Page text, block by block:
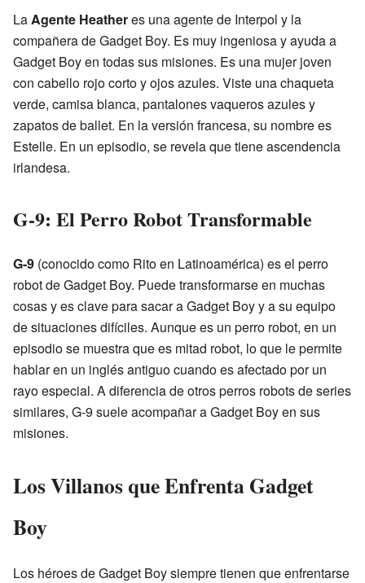
LaAgente Heatheres una agente de Interpol y la
compañera de Gadget Boy. Es muy ingeniosa y ayuda a
Gadget Boy en todas sus misiones. Es una mujer joven
con cabello rojo corto y ojos azules. Viste una chaqueta
verde, camisa blanca, pantalones vaqueros azules y
zapatos de ballet. En la versión francesa, su nombre es
Estelle. En un episodio, se revela que tiene ascendencia
irlandesa.
G-9: El Perro Robot Transformable
G-9 (conocido como Rito en Latinoamérica) es el perro
robot de Gadget Boy. Puede transformarse en muchas
cosas y es clave para sacar a Gadget Boy y a su equipo
de situaciones difíciles. Aunque es un perro robot, en un
episodio se muestra que es mitad robot, lo que le permite
hablar en un inglés antiguo cuando es afectado por un
rayo especial. A diferencia de otros perros robots de series
similares, G-9 suele acompañar a Gadget Boy en sus
misiones.
Los Villanos que Enfrenta Gadget
Boy
Los héroes de Gadget Boy siempre tienen que enfrentarse